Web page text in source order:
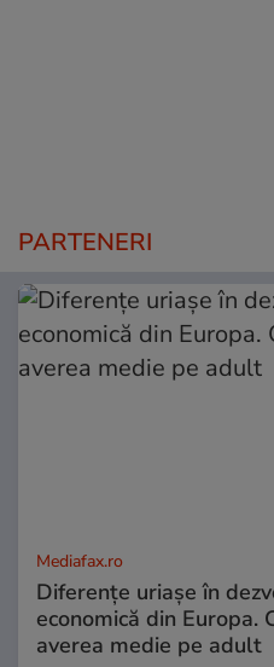
PARTENERI
Mediafax.ro
Diferențe uriașe în
economică din Europa.
averea medie pe adult